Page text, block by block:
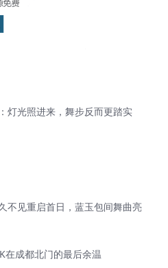
灯光照进来，舞步反而更踏实
不见重启首日，蓝玉包间舞曲亮
在成都北门的最后余温